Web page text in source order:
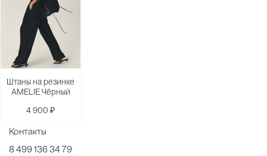
Штаны на резинке
AMELIE Чёрный
4 900 ₽
Контакты
8 499 136 34 79